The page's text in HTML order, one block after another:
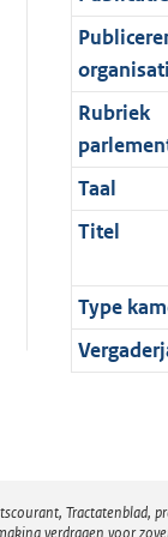
Rubriek
Taal
Titel
Type
verdragen voor